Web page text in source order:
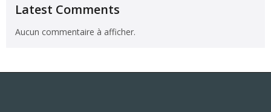
Latest Comments
Aucun commentaire à afficher.